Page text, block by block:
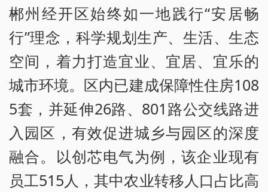
郴州经开区始终如一地践行“安居畅
行”理念，科学规划生产、生活、生态
空间，着力打造宜业、宜居、宜乐的
城市环境。区内已建成保障性住房108
5套，并延伸26路、801路公交线路进
入园区，有效促进城乡与园区的深度
融合。以创芯电气为例，该企业现有
员工515人，其中农业转移人口占比高